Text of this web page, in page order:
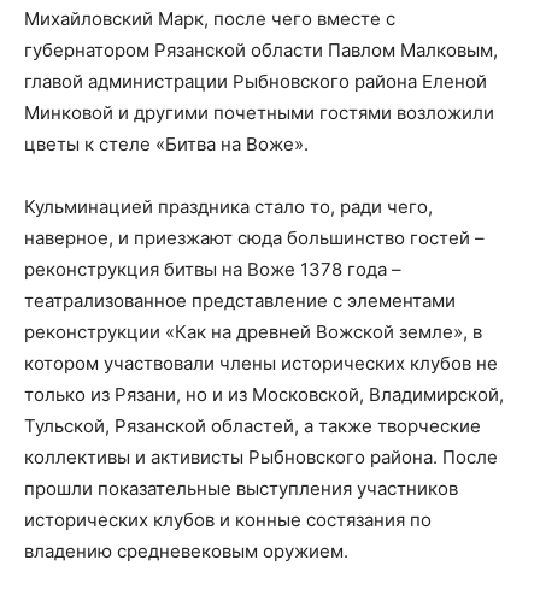
Михайловский Марк, после чего вместе с
губернатором Рязанской области Павлом Малковым,
главой администрации Рыбновского района Еленой
Минковой и другими почетными гостями возложили
цветы к стеле «Битва на Воже».
Кульминацией праздника стало то, ради чего,
наверное, и приезжают сюда большинство гостей –
реконструкция битвы на Воже 1378 года –
театрализованное представление с элементами
реконструкции «Как на древней Вожской земле», в
котором участвовали члены исторических клубов не
только из Рязани, но и из Московской, Владимирской,
Тульской, Рязанской областей, а также творческие
коллективы и активисты Рыбновского района. После
прошли показательные выступления участников
исторических клубов и конные состязания по
владению средневековым оружием.